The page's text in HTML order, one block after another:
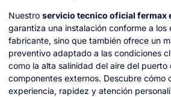
Nuestro servicio tecnico oficial fermax
garantiza una instalación conforme a los
fabricante, sino que también ofrece un
preventivo adaptado a las condiciones
como la alta salinidad del aire del
componentes externos. Descubre cómo
experiencia, rapidez y atención